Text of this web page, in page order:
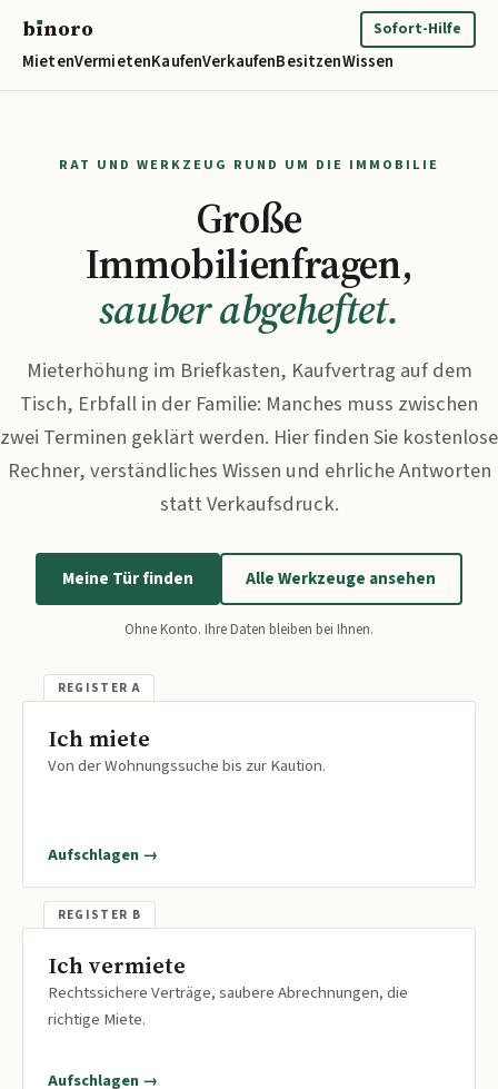
bınoro
MietenVermietenKaufenVerkaufenBesitzenWissen
Sofort-Hilfe
RAT UND WERKZEUG RUND UM DIE IMMOBILIE
Große
Immobilienfragen,
sauber abgeheftet.
Mieterhöhung im Briefkasten, Kaufvertrag auf dem
Tisch, Erbfall in der Familie: Manches muss zwischen
zwei Terminen geklärt werden. Hier finden Sie kostenlose
Rechner, verständliches Wissen und ehrliche Antworten
statt Verkaufsdruck.
Meine Tür finden Alle Werkzeuge ansehen
Ohne Konto. Ihre Daten bleiben bei Ihnen.
Ich miete
Von der Wohnungssuche bis zur Kaution.
Aufschlagen →
Ich vermiete
Rechtssichere Verträge, saubere Abrechnungen, die
richtige Miete.
Aufschlagen →